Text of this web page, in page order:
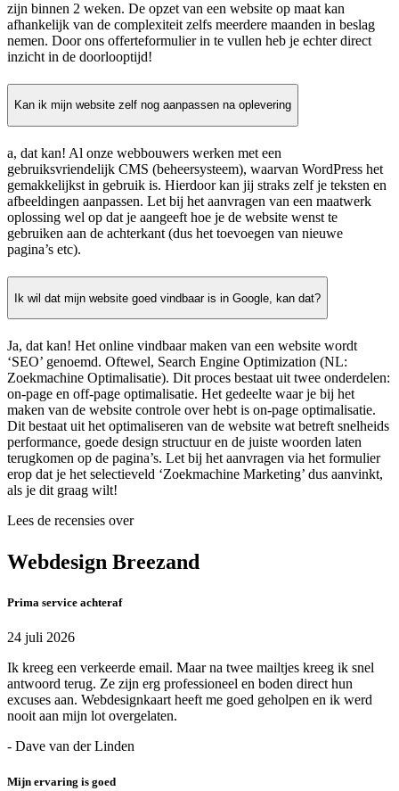
zijn binnen 2 weken. De opzet van een website op maat kan
afhankelijk van de complexiteit zelfs meerdere maanden in beslag
nemen. Door ons offerteformulier in te vullen heb je echter direct
inzicht in de doorlooptijd!
Kan ik mijn website zelf nog aanpassen na oplevering
a, dat kan! Al onze webbouwers werken met een
gebruiksvriendelijk CMS (beheersysteem), waarvan WordPress het
gemakkelijkst in gebruik is. Hierdoor kan jij straks zelf je teksten en
afbeeldingen aanpassen. Let bij het aanvragen van een maatwerk
oplossing wel op dat je aangeeft hoe je de website wenst te
gebruiken aan de achterkant (dus het toevoegen van nieuwe
pagina’s etc).
Ik wil dat mijn website goed vindbaar is in Google, kan dat?
Ja, dat kan! Het online vindbaar maken van een website wordt
‘SEO’ genoemd. Oftewel, Search Engine Optimization (NL:
Zoekmachine Optimalisatie). Dit proces bestaat uit twee onderdelen:
on-page en off-page optimalisatie. Het gedeelte waar je bij het
maken van de website controle over hebt is on-page optimalisatie.
Dit bestaat uit het optimaliseren van de website wat betreft snelheids
performance, goede design structuur en de juiste woorden laten
terugkomen op de pagina’s. Let bij het aanvragen via het formulier
erop dat je het selectieveld ‘Zoekmachine Marketing’ dus aanvinkt,
als je dit graag wilt!
Lees de recensies over
Webdesign Breezand
Prima service achteraf
24 juli 2026
Ik kreeg een verkeerde email. Maar na twee mailtjes kreeg ik snel
antwoord terug. Ze zijn erg professioneel en boden direct hun
excuses aan. Webdesignkaart heeft me goed geholpen en ik werd
nooit aan mijn lot overgelaten.
- Dave van der Linden
Mijn ervaring is goed